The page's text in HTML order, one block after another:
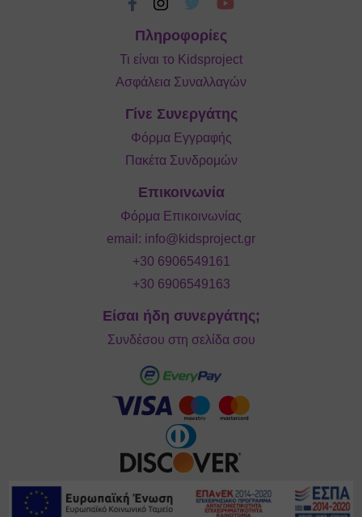
Πληροφορίες
Τι είναι το Kidsproject
Ασφάλεια Συναλλαγών
Γίνε Συνεργάτης
Φόρμα Εγγραφής
Πακέτα Συνδρομών
Επικοινωνία
Φόρμα Επικοινωνίας
email: info@kidsproject.gr
+30 6906549161
+30 6906549163
Είσαι ήδη συνεργάτης;
Συνδέσου στη σελίδα σου